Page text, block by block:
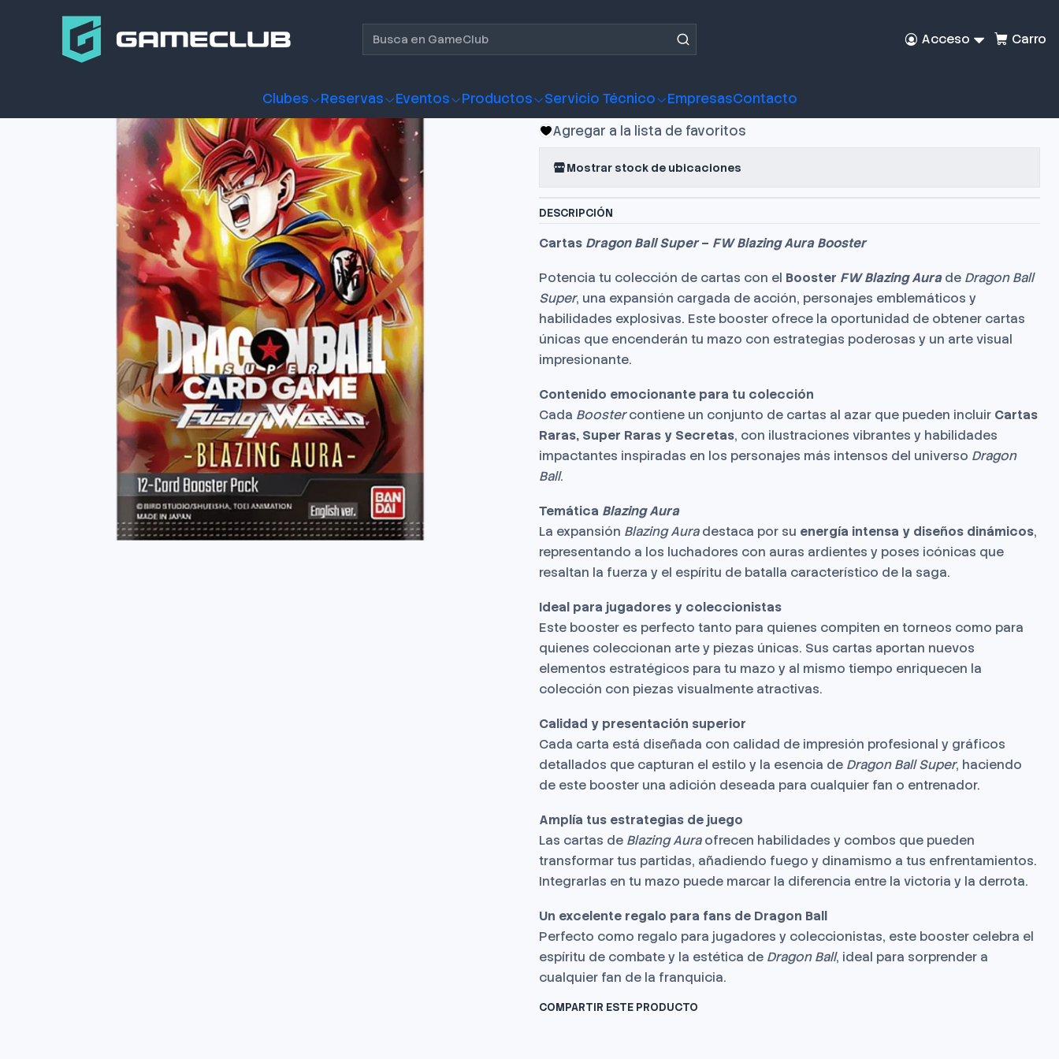
Acceso Carro
Clubes Reservas Eventos Productos Servicio Técnico EmpresasContacto
Productos
Cartas Dragon Ball Super FW
Blazing Aura Booster
Agregar a la lista de favoritos
Mostrar stock de ubicaciones
DESCRIPCIÓN
Cartas Dragon Ball Super– FW Blazing Aura Booster
Potencia tu colección de cartas con el Booster FW Blazing Aurade Dragon Ball
Super, una expansión cargada de acción, personajes emblemáticos y
habilidades explosivas. Este booster ofrece la oportunidad de obtener cartas
únicas que encenderán tu mazo con estrategias poderosas y un arte visual
impresionante.
Contenido emocionante para tu colección
Cada Boostercontiene un conjunto de cartas al azar que pueden incluir Cartas
Raras, Super Raras y Secretas, con ilustraciones vibrantes y habilidades
impactantes inspiradas en los personajes más intensos del universo Dragon
Ball.
Temática Blazing Aura
La expansión Blazing Auradestaca por su energía intensa y diseños dinámicos,
representando a los luchadores con auras ardientes y poses icónicas que
resaltan la fuerza y el espíritu de batalla característico de la saga.
Ideal para jugadores y coleccionistas
Este booster es perfecto tanto para quienes compiten en torneos como para
quienes coleccionan arte y piezas únicas. Sus cartas aportan nuevos
elementos estratégicos para tu mazo y al mismo tiempo enriquecen la
colección con piezas visualmente atractivas.
Calidad y presentación superior
Cada carta está diseñada con calidad de impresión profesional y gráficos
detallados que capturan el estilo y la esencia de Dragon Ball Super, haciendo
de este booster una adición deseada para cualquier fan o entrenador.
Amplía tus estrategias de juego
Las cartas de Blazing Auraofrecen habilidades y combos que pueden
transformar tus partidas, añadiendo fuego y dinamismo a tus enfrentamientos.
Integrarlas en tu mazo puede marcar la diferencia entre la victoria y la derrota.
Un excelente regalo para fans de Dragon Ball
Perfecto como regalo para jugadores y coleccionistas, este booster celebra el
espíritu de combate y la estética de Dragon Ball, ideal para sorprender a
cualquier fan de la franquicia.
COMPARTIR ESTE PRODUCTO